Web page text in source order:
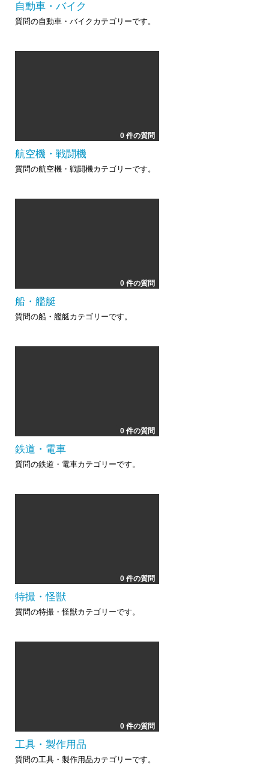
自動車・バイク
質問の自動車・バイクカテゴリーです。
0 件の質問
航空機・戦闘機
質問の航空機・戦闘機カテゴリーです。
0 件の質問
船・艦艇
質問の船・艦艇カテゴリーです。
0 件の質問
鉄道・電車
質問の鉄道・電車カテゴリーです。
0 件の質問
特撮・怪獣
質問の特撮・怪獣カテゴリーです。
0 件の質問
工具・製作用品
質問の工具・製作用品カテゴリーです。